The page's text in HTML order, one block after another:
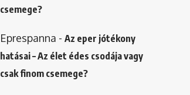
csemege?
Eprespanna - Az eper jótékony
hatásai – Az élet édes csodája vagy
csak finom csemege?